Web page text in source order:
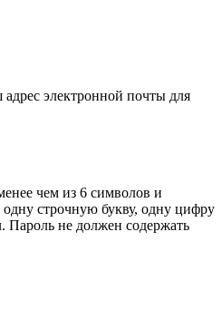
электронной почты для
чем из 6 символов и
строчную букву, одну цифру
не должен содержать